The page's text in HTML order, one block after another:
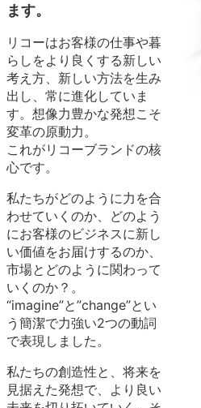
ます。
リコーはお客様の仕事や暮
らしをより良くする新しい
考え方、新しい方法を生み
出し、常に進化していま
す。想像力豊かな発想こそ
変革の原動力。
これがリコーブランドの核
心です。
私たちがどのように力を合
わせていくのか、どのよう
にお客様のビジネスに新し
い価値をお届けするのか、
市場とどのように関わって
いくのか？。
“imagine”と”change”とい
う簡潔で力強い2つの動詞
で表現しました。
私たちの創造性と、将来を
見据えた発想で、より良い